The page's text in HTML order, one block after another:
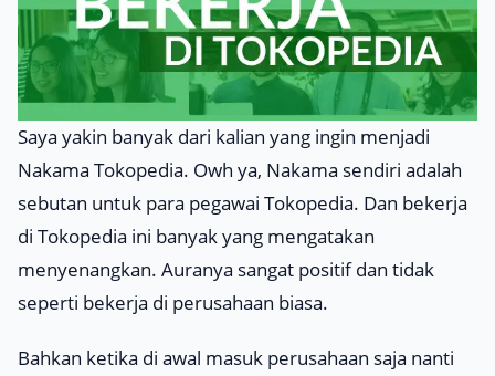
Saya yakin banyak dari kalian yang ingin menjadi
Nakama Tokopedia. Owh ya, Nakama sendiri adalah
sebutan untuk para pegawai Tokopedia. Dan bekerja
di Tokopedia ini banyak yang mengatakan
menyenangkan. Auranya sangat positif dan tidak
seperti bekerja di perusahaan biasa.
Bahkan ketika di awal masuk perusahaan saja nanti